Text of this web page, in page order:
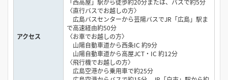
アクセス
「西高屋」駅から徒歩約20分または、バスで約5分
〈直行バスでお越しの方〉
広島バスセンターから芸陽バスでJR「広島」駅ま
で高速経由約50分
〈お車でお越しの方〉
山陽自動車道から西条IC 約9分
山陽自動車道から高屋JCT・IC 約12分
〈飛行機でお越しの方〉
広島空港から乗用車で約25分